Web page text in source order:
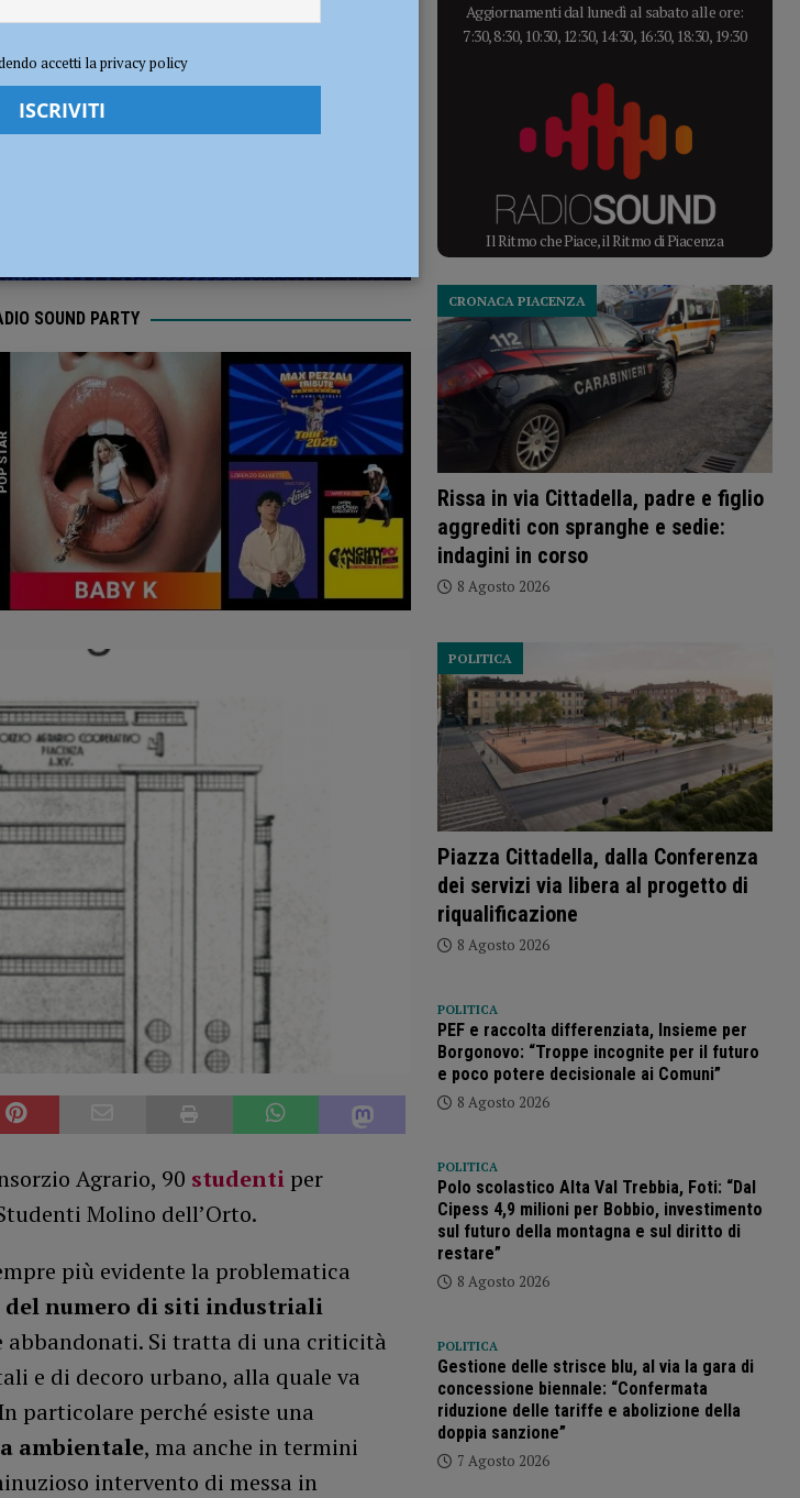
CRONACA PIACENZA
in corso CRONACA PIACENZA
SOUND PARTY
Agrario, 90 studenti per
Molino dell’Orto.
più evidente la problematica
del numero di siti industriali
abbandonati. Si tratta di una criticità
e di decoro urbano, alla quale va
particolare perché esiste una
ambientale, ma anche in termini
intervento di messa in
Aggiornamenti dal lunedì al sabato alle ore:
7:30, 8:30, 10:30, 12:30, 14:30, 16:30, 18:30, 19:30
Il Ritmo che Piace, il Ritmo di Piacenza
Rissa in via Cittadella, padre e figlio
aggrediti con spranghe e sedie:
indagini in corso
CRONACA PIACENZA
8 Agosto 2026
Piazza Cittadella, dalla Conferenza
dei servizi via libera al progetto di
riqualificazione
POLITICA
8 Agosto 2026
POLITICA
PEF e raccolta differenziata, Insieme per
Borgonovo: “Troppe incognite per il futuro
e poco potere decisionale ai Comuni”
8 Agosto 2026
POLITICA
Polo scolastico Alta Val Trebbia, Foti: “Dal
Cipess 4,9 milioni per Bobbio, investimento
sul futuro della montagna e sul diritto di
restare”
8 Agosto 2026
POLITICA
Gestione delle strisce blu, al via la gara di
concessione biennale: “Confermata
riduzione delle tariffe e abolizione della
doppia sanzione”
7 Agosto 2026
accetti la privacy policy